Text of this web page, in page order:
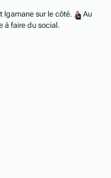
Igamane sur le côté.
Au
à faire du social.